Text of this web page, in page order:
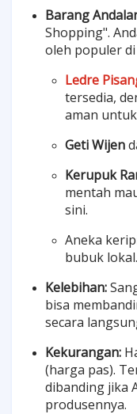
Barang
Shopping".
oleh populer
Ledre
tersedia,
aman
Geti Wijen
Kerupuk
mentah
sini.
Aneka
bubuk lokal.
Kelebihan:
bisa
secara
Kekurangan:
(harga pas).
dibanding jika
produsennya.